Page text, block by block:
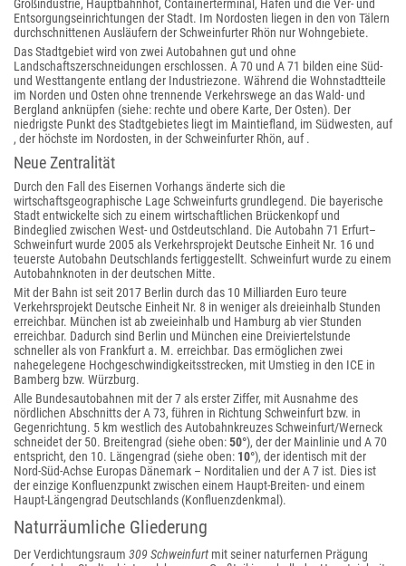
Großindustrie, Hauptbahnhof, Containerterminal, Hafen und die Ver- und
Entsorgungseinrichtungen der Stadt. Im Nordosten liegen in den von Tälern
durchschnittenen Ausläufern der Schweinfurter Rhön nur Wohngebiete.
Das Stadtgebiet wird von zwei Autobahnen gut und ohne
Landschaftszerschneidungen erschlossen. A 70 und A 71 bilden eine Süd-
und Westtangente entlang der Industriezone. Während die Wohnstadtteile
im Norden und Osten ohne trennende Verkehrswege an das Wald- und
Bergland anknüpfen (siehe: rechte und obere Karte, Der Osten). Der
niedrigste Punkt des Stadtgebietes liegt im Maintiefland, im Südwesten, auf
, der höchste im Nordosten, in der Schweinfurter Rhön, auf .
Neue Zentralität
Durch den Fall des Eisernen Vorhangs änderte sich die
wirtschaftsgeographische Lage Schweinfurts grundlegend. Die bayerische
Stadt entwickelte sich zu einem wirtschaftlichen Brückenkopf und
Bindeglied zwischen West- und Ostdeutschland. Die Autobahn 71 Erfurt–
Schweinfurt wurde 2005 als Verkehrsprojekt Deutsche Einheit Nr. 16 und
teuerste Autobahn Deutschlands fertiggestellt. Schweinfurt wurde zu einem
Autobahnknoten in der deutschen Mitte.
Mit der Bahn ist seit 2017 Berlin durch das 10 Milliarden Euro teure
Verkehrsprojekt Deutsche Einheit Nr. 8 in weniger als dreieinhalb Stunden
erreichbar. München ist ab zweieinhalb und Hamburg ab vier Stunden
erreichbar. Dadurch sind Berlin und München eine Dreiviertelstunde
schneller als von Frankfurt a. M. erreichbar. Das ermöglichen zwei
nahegelegene Hochgeschwindigkeitsstrecken, mit Umstieg in den ICE in
Bamberg bzw. Würzburg.
Alle Bundesautobahnen mit der 7 als erster Ziffer, mit Ausnahme des
nördlichen Abschnitts der A 73, führen in Richtung Schweinfurt bzw. in
Gegenrichtung. 5 km westlich des Autobahnkreuzes Schweinfurt/Werneck
schneidet der 50. Breitengrad (siehe oben:50°), der der Mainlinie und A 70
entspricht, den 10. Längengrad (siehe oben: 10°), der identisch mit der
Nord-Süd-Achse Europas Dänemark – Norditalien und der A 7 ist. Dies ist
der einzige Konfluenzpunkt zwischen einem Haupt-Breiten- und einem
Haupt-Längengrad Deutschlands (Konfluenzdenkmal).
Naturräumliche Gliederung
Der Verdichtungsraum 309 Schweinfurt mit seiner naturfernen Prägung